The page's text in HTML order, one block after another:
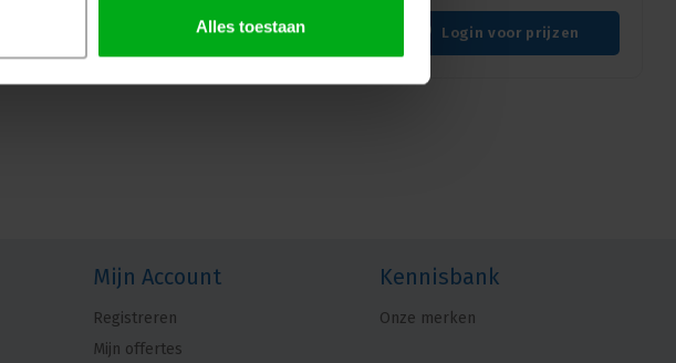
Alles toestaan Login voor prijzen
Mijn Account
Registreren
Mijn offertes
Kennisbank
Onze merken